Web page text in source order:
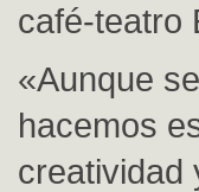
café-teatro
«Aunque
hacemos
creatividad